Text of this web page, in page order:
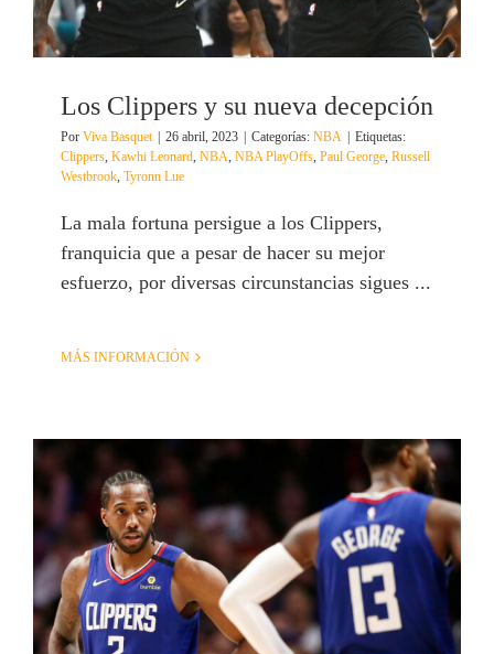
Los Clippers y su nueva decepción
Por Viva Basquet | 26 abril, 2023 | Categorías: NBA | Etiquetas:
Clippers Kawhi Leonard NBA NBA PlayOffs Paul George Russell
Westbrook Tyronn Lue
La mala fortuna persigue a los Clippers,
franquicia que a pesar de hacer su mejor
esfuerzo, por diversas circunstancias sigues ...
MÁS INFORMACIÓN